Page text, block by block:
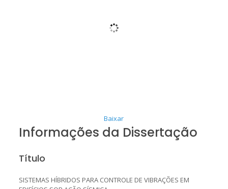
Baixar
Informações da Dissertação
Título
SISTEMAS HÍBRIDOS PARA CONTROLE DE VIBRAÇÕES EM